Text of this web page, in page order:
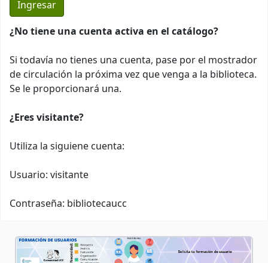
¿No tiene una cuenta activa en el catálogo?
Si todavía no tienes una cuenta, pase por el mostrador
de circulación la próxima vez que venga a la biblioteca.
Se le proporcionará una.
¿Eres visitante?
Utiliza la siguiene cuenta:
Usuario: visitante
Contraseña: bibliotecaucc